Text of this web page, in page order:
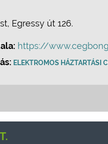
Egressy út 126.
https://
ELEKTROMOS HÁZTARTÁSI